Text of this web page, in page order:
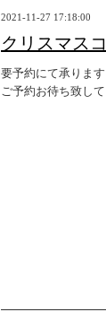
2021-11-27 17:18:00
クリスマス
要予約にて承りま
ご予約お待ち致し